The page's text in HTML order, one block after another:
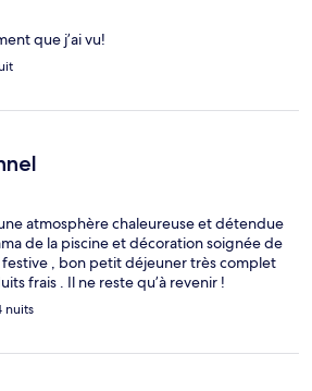
que j’ai vu!
atmosphère chaleureuse et détendue
de la piscine et décoration soignée de
festive , bon petit déjeuner très complet
frais . Il ne reste qu’à revenir !
nuits